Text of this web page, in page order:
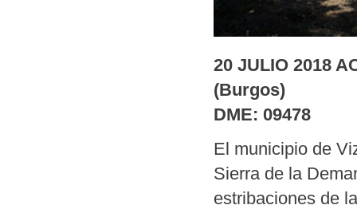
20 JULIO 2018
(Burgos)
DME: 09478
El municipio de
Sierra de la
estribaciones de